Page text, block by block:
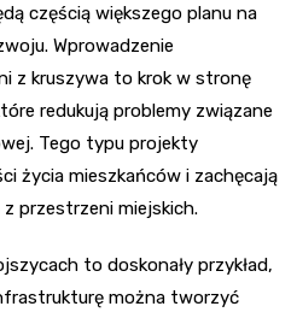
częścią większego planu na
Wprowadzenie
z kruszywa to krok w stronę
redukują problemy związane
Tego typu projekty
życia mieszkańców i zachęcają
przestrzeni miejskich.
to doskonały przykład,
można tworzyć